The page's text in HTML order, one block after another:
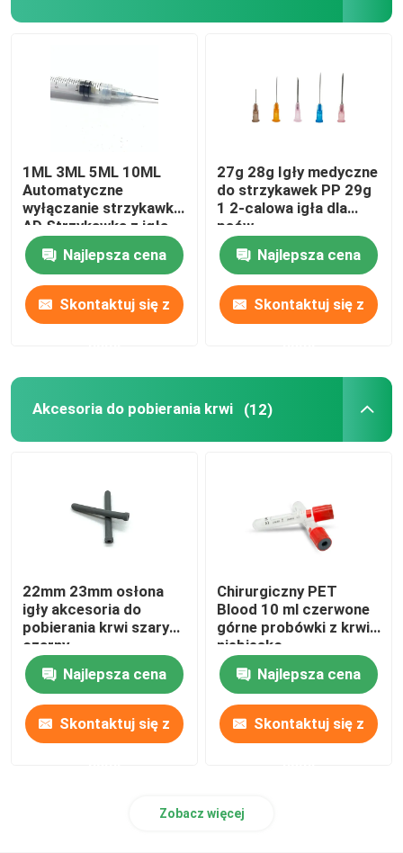
1ML 3ML 5ML 10ML
Automatyczne
wyłączanie strzykawki
AD Strzykawka z igłą
Najlepsza cena
Skontaktuj się z
27g 28g Igły medyczne
do strzykawek PP 29g
1 2-calowa igła dla
psów
Najlepsza cena
Skontaktuj się z
Akcesoria do pobierania krwi (12)
22mm 23mm osłona
igły akcesoria do
pobierania krwi szary
czarny
Najlepsza cena
Skontaktuj się z
Chirurgiczny PET
Blood 10 ml czerwone
górne probówki z krwią
niebiesko-
pomarańczowe
Najlepsza cena
Skontaktuj się z
Zobacz więcej